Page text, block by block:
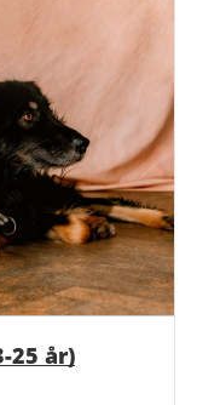
25 år)